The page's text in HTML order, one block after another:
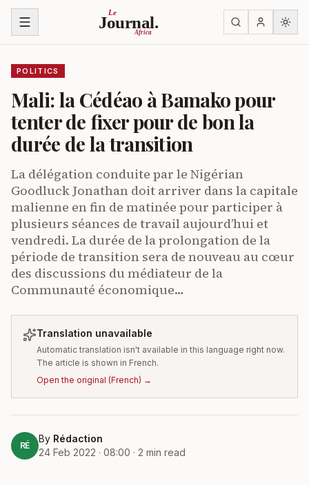
Skip to content Le
Journal.
Africa
POLITICS
Mali: la Cédéao à Bamako pour
tenter de fixer pour de bon la
durée de la transition
La délégation conduite par le Nigérian
Goodluck Jonathan doit arriver dans la capitale
malienne en fin de matinée pour participer à
plusieurs séances de travail aujourd’hui et
vendredi. La durée de la prolongation de la
période de transition sera de nouveau au cœur
des discussions du médiateur de la
Communauté économique…
Translation unavailable
Automatic translation isn't available in this language right now.
The article is shown in French.
Open the original (French) →
RÉ
By Rédaction
24 Feb 2022 · 08:00 · 2 min read